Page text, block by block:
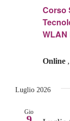
Corso
Online
Luglio 2026
Gio